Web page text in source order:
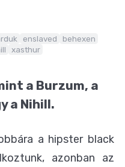
enslaved
behexen
xasthur
a Burzum, a
a Nihill.
a hipster black
azonban az